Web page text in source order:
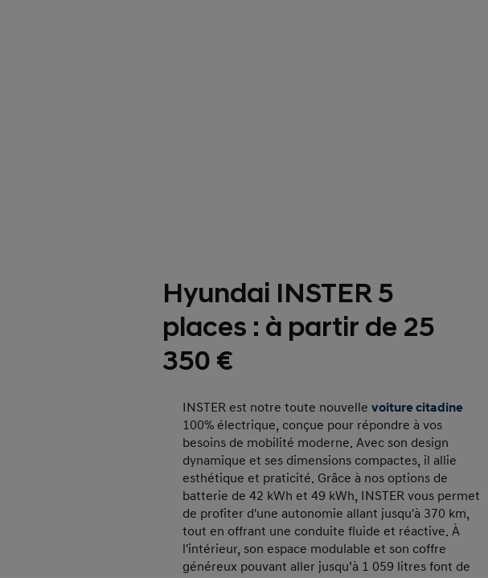
Hyundai INSTER 5
places : à partir de 25
350 €
INSTER est notre toute nouvelle voiture citadine
100% électrique, conçue pour répondre à vos
besoins de mobilité moderne. Avec son design
dynamique et ses dimensions compactes, il allie
esthétique et praticité. Grâce à nos options de
batterie de 42 kWh et 49 kWh, INSTER vous permet
de profiter d'une autonomie allant jusqu'à 370 km,
tout en offrant une conduite fluide et réactive. À
l'intérieur, son espace modulable et son coffre
généreux pouvant aller jusqu’à 1 059 litres font de